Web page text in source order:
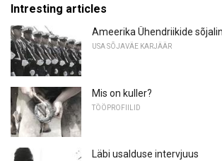
Intresting articles
Ameerika Ühendriikide
USA SÕJAVÄE KARJÄÄR
Mis on kuller?
TÖÖPROFIILID
Läbi usalduse intervjuus